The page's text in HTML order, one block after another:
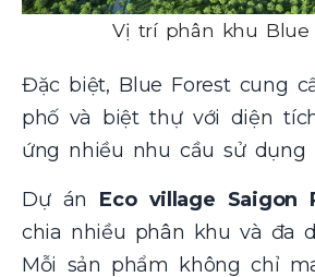
Vị trí phân khu Blue
Đặc biệt, Blue Forest cung
phố và biệt thự với diện
ứng nhiều nhu cầu sử dụng
Dự án Eco village Saigon
chia nhiều phân khu và đa
Mỗi sản phẩm không chỉ